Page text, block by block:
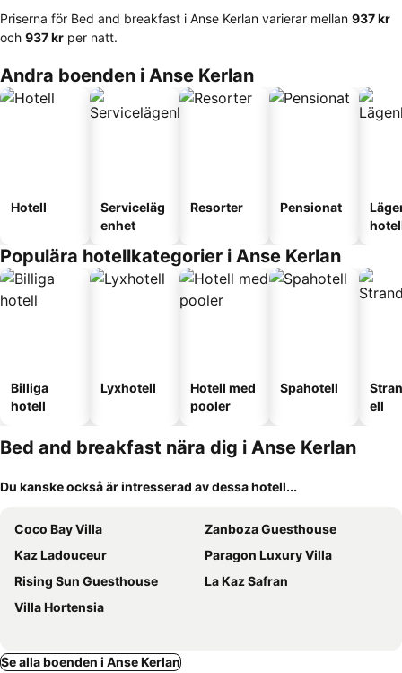
Priserna för Bed and breakfast i Anse Kerlan varierar mellan ‎937 kr
och ‎937 kr per natt.
Andra boenden i Anse Kerlan
Hotell
Serviceläg
enhet
Resorter Pensionat
Populära hotellkategorier i Anse Kerlan
Billiga
hotell
Lyxhotell
Hotell med
pooler
Spahotell
ell
Bed and breakfast nära dig i Anse Kerlan
Du kanske också är intresserad av dessa hotell...
Coco Bay Villa
Zanboza Guesthouse
Kaz Ladouceur
Paragon Luxury Villa
Rising Sun Guesthouse
La Kaz Safran
Villa Hortensia
Se alla boenden i Anse Kerlan